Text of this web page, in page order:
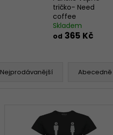
tričko- Need
coffee
Skladem
od 365 Kč
Nejprodávanější Abecedně
365 Kč